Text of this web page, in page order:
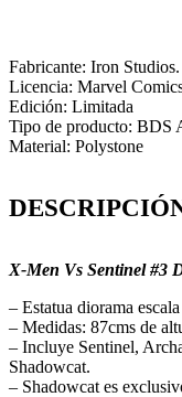
Fabricante: Iron Studios.
Licencia: Marvel
Edición: Limitada
Tipo de producto: BDS
Material: Polystone
X-Men Vs Sentinel #3
– Estatua diorama
– Medidas: 87cms de
– Incluye Sentinel,
Shadowcat.
– Shadowcat es